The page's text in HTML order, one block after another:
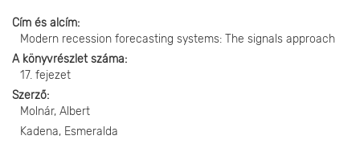
Cím és alcím
Modern recession forecasting systems: The signals approach
A könyvrészlet száma
17. fejezet
Szerző
Molnár, Albert
Kadena, Esmeralda